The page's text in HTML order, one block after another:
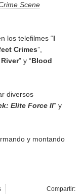
Scene
los telefilmes “I
Crimes”,
” y “Blood
diversos
Elite Force II” y
y montando
Compartir: